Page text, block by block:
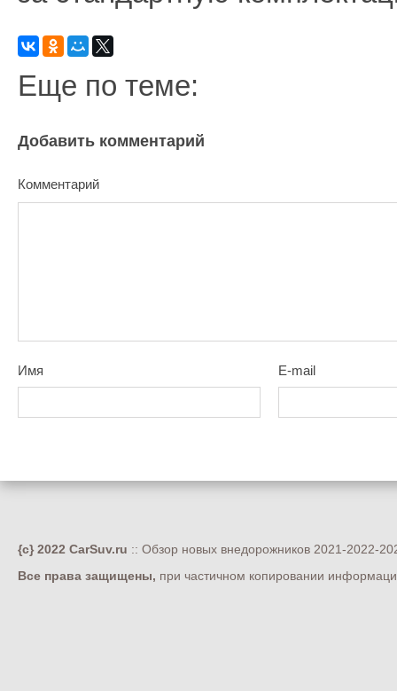
Еще по теме:
Добавить комментарий
Комментарий
Имя E-mail
{c} 2022 CarSuv.ru :: Обзор новых внедорожников 2021-2022-
Все права защищены, при частичном копировании